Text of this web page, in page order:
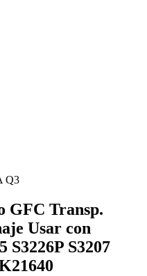
Q3
GFC Transp.
Usar con
S3226P S3207